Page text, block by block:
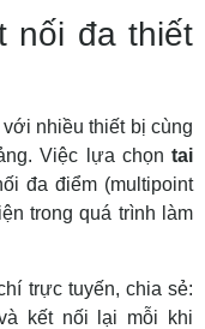
nối đa thiết
nhiều thiết bị cùng
Việc lựa chọn tai
đa điểm (multipoint
trong quá trình làm
trực tuyến, chia sẻ:
kết nối lại mỗi khi